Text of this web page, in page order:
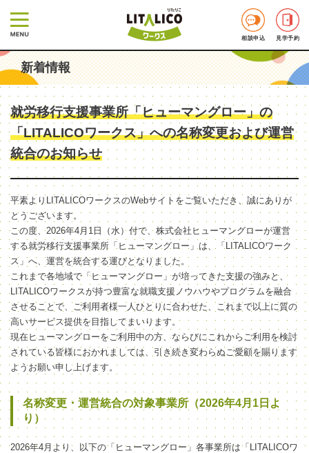
相談申込 見学予約
新着情報
就労移行支援事業所「ヒューマングロー」の
「LITALICOワークス」への名称変更および運営
統合のお知らせ
平素よりLITALICOワークスのWebサイトをご覧いただき、誠にありが
とうございます。
この度、2026年4月1日（水）付で、株式会社ヒューマングローが運営
する就労移行支援事業所「ヒューマングロー」は、「LITALICOワーク
ス」へ、運営を統合する運びとなりました。
これまで各地域で「ヒューマングロー」が培ってきた支援の強みと、
LITALICOワークスが持つ豊富な就職支援ノウハウやプログラムを融合
させることで、ご利用者様一人ひとりに合わせた、これまで以上に質の
高いサービス提供を目指してまいります。
現在ヒューマングローをご利用中の方、ならびにこれからご利用を検討
されている皆様におかれましては、引き続き変わらぬご愛顧を賜ります
ようお願い申し上げます。
名称変更・運営統合の対象事業所（2026年4月1日よ
り）
2026年4月より、以下の「ヒューマングロー」各事業所は「LITALICOワ